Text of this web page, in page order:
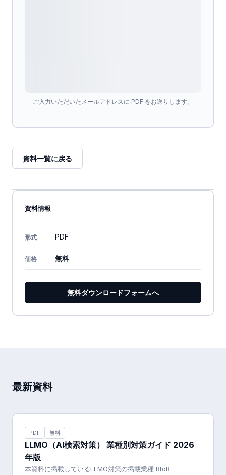
ご入力いただいたメールアドレスに PDF をお送りします。
資料一覧に戻る
資料情報
形式 PDF
価格 無料
無料ダウンロードフォームへ
最新資料
PDF 無料
LLMO（AI検索対策） 業種別対策ガイド 2026
年版
本資料に掲載しているLLMO対策の掲載業種 BtoB